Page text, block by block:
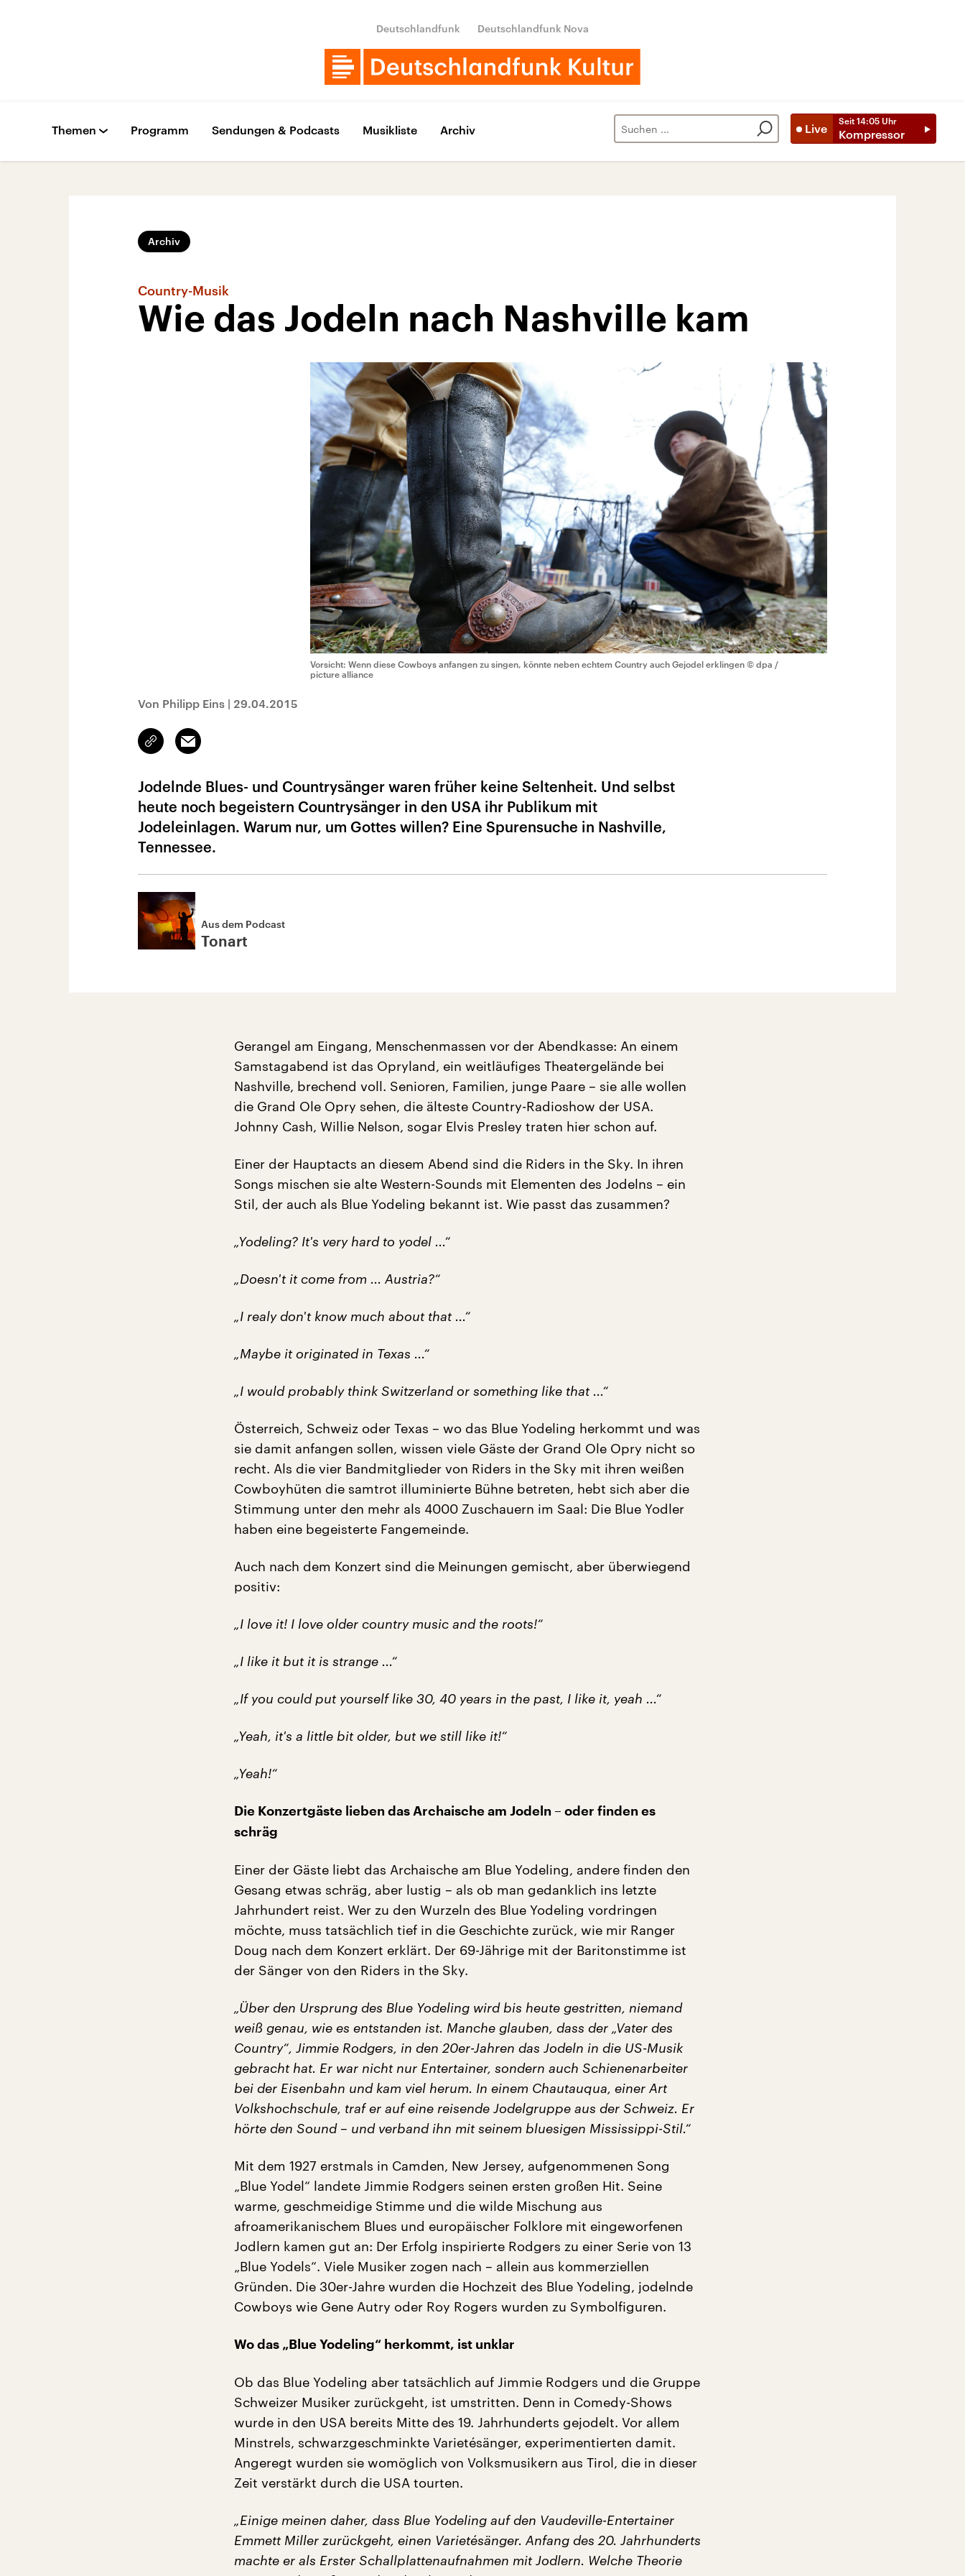
Deutschlandfunk Deutschlandfunk Nova
Live
Seit 14:05 Uhr
Kompressor
Themen Programm Sendungen & Podcasts Musikliste Archiv
Archiv
Country-Musik
Wie das Jodeln nach Nashville kam
Vorsicht: Wenn diese Cowboys anfangen zu singen, könnte neben echtem Country auch Gejodel erklingen © dpa /
picture alliance
Von Philipp Eins | 29.04.2015
Link
kopieren/teilen
Email
Jodelnde Blues- und Countrysänger waren früher keine Seltenheit. Und selbst
heute noch begeistern Countrysänger in den USA ihr Publikum mit
Jodeleinlagen. Warum nur, um Gottes willen? Eine Spurensuche in Nashville,
Tennessee.
Aus dem Podcast
Tonart
Gerangel am Eingang, Menschenmassen vor der Abendkasse: An einem
Samstagabend ist das Opryland, ein weitläufiges Theatergelände bei
Nashville, brechend voll. Senioren, Familien, junge Paare – sie alle wollen
die Grand Ole Opry sehen, die älteste Country-Radioshow der USA.
Johnny Cash, Willie Nelson, sogar Elvis Presley traten hier schon auf.
Einer der Hauptacts an diesem Abend sind die Riders in the Sky. In ihren
Songs mischen sie alte Western-Sounds mit Elementen des Jodelns – ein
Stil, der auch als Blue Yodeling bekannt ist. Wie passt das zusammen?
„Yodeling? It's very hard to yodel ...“
„Doesn't it come from ... Austria?“
„I realy don't know much about that ...“
„Maybe it originated in Texas ...“
„I would probably think Switzerland or something like that ...“
Österreich, Schweiz oder Texas – wo das Blue Yodeling herkommt und was
sie damit anfangen sollen, wissen viele Gäste der Grand Ole Opry nicht so
recht. Als die vier Bandmitglieder von Riders in the Sky mit ihren weißen
Cowboyhüten die samtrot illuminierte Bühne betreten, hebt sich aber die
Stimmung unter den mehr als 4000 Zuschauern im Saal: Die Blue Yodler
haben eine begeisterte Fangemeinde.
Auch nach dem Konzert sind die Meinungen gemischt, aber überwiegend
positiv:
„I love it! I love older country music and the roots!“
„I like it but it is strange ...“
„If you could put yourself like 30, 40 years in the past, I like it, yeah ...“
„Yeah, it's a little bit older, but we still like it!“
„Yeah!“
Die Konzertgäste lieben das Archaische am Jodeln – oder finden es
schräg
Einer der Gäste liebt das Archaische am Blue Yodeling, andere finden den
Gesang etwas schräg, aber lustig – als ob man gedanklich ins letzte
Jahrhundert reist. Wer zu den Wurzeln des Blue Yodeling vordringen
möchte, muss tatsächlich tief in die Geschichte zurück, wie mir Ranger
Doug nach dem Konzert erklärt. Der 69-Jährige mit der Baritonstimme ist
der Sänger von den Riders in the Sky.
„Über den Ursprung des Blue Yodeling wird bis heute gestritten, niemand
weiß genau, wie es entstanden ist. Manche glauben, dass der „Vater des
Country“, Jimmie Rodgers, in den 20er-Jahren das Jodeln in die US-Musik
gebracht hat. Er war nicht nur Entertainer, sondern auch Schienenarbeiter
bei der Eisenbahn und kam viel herum. In einem Chautauqua, einer Art
Volkshochschule, traf er auf eine reisende Jodelgruppe aus der Schweiz. Er
hörte den Sound – und verband ihn mit seinem bluesigen Mississippi-Stil.“
Mit dem 1927 erstmals in Camden, New Jersey, aufgenommenen Song
„Blue Yodel“ landete Jimmie Rodgers seinen ersten großen Hit. Seine
warme, geschmeidige Stimme und die wilde Mischung aus
afroamerikanischem Blues und europäischer Folklore mit eingeworfenen
Jodlern kamen gut an: Der Erfolg inspirierte Rodgers zu einer Serie von 13
„Blue Yodels“. Viele Musiker zogen nach – allein aus kommerziellen
Gründen. Die 30er-Jahre wurden die Hochzeit des Blue Yodeling, jodelnde
Cowboys wie Gene Autry oder Roy Rogers wurden zu Symbolfiguren.
Wo das „Blue Yodeling“ herkommt, ist unklar
Ob das Blue Yodeling aber tatsächlich auf Jimmie Rodgers und die Gruppe
Schweizer Musiker zurückgeht, ist umstritten. Denn in Comedy-Shows
wurde in den USA bereits Mitte des 19. Jahrhunderts gejodelt. Vor allem
Minstrels, schwarzgeschminkte Varietésänger, experimentierten damit.
Angeregt wurden sie womöglich von Volksmusikern aus Tirol, die in dieser
Zeit verstärkt durch die USA tourten.
„Einige meinen daher, dass Blue Yodeling auf den Vaudeville-Entertainer
Emmett Miller zurückgeht, einen Varietésänger. Anfang des 20. Jahrhunderts
machte er als Erster Schallplattenaufnahmen mit Jodlern. Welche Theorie